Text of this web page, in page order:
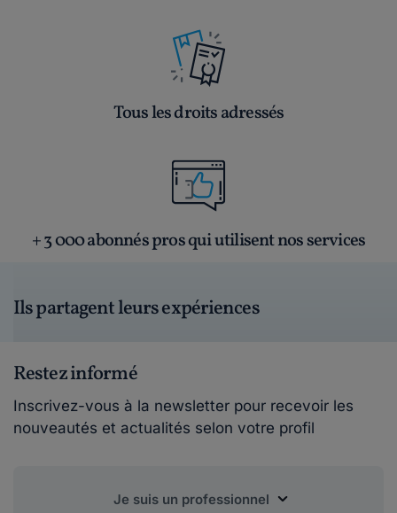
Tous les droits adressés
+ 3 000 abonnés pros qui utilisent nos services
Ils partagent leurs expériences
Restez informé
Inscrivez-vous à la newsletter pour recevoir les
nouveautés et actualités selon votre profil